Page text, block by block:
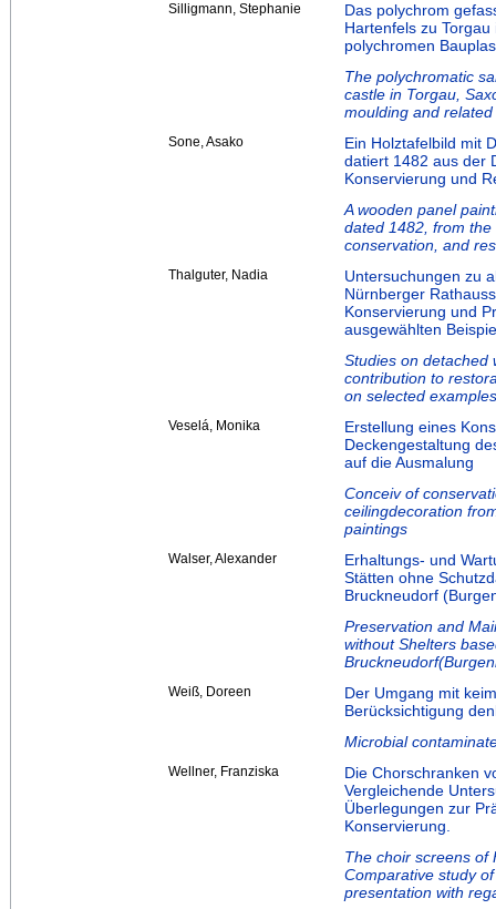
Silligmann, Stephanie
Das polychrom
Hartenfels zu
polychromen
The polychromatic
castle in Torgau,
moulding and
Sone, Asako
Ein Holztafelbild mit
datiert 1482 aus der
Konservierung und
A wooden panel
dated 1482, from
conservation, and
Thalguter, Nadia
Untersuchungen zu
Nürnberger
Konservierung und
ausgewählten
Studies on detached
contribution to
on selected examples
Veselá, Monika
Erstellung eines
Deckengestaltung
auf die Ausmalung
Conceiv of
ceilingdecoration
paintings
Walser, Alexander
Erhaltungs- und
Stätten ohne
Bruckneudorf
Preservation and
without Shelters
Weiß, Doreen
Der Umgang mit
Berücksichtigung
Microbial
Wellner, Franziska
Die Chorschranken
Vergleichende
Überlegungen zur
Konservierung.
The choir screens of
Comparative study
presentation with